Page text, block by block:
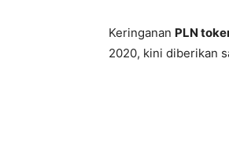
Keringanan PLN
2020, kini diberikan